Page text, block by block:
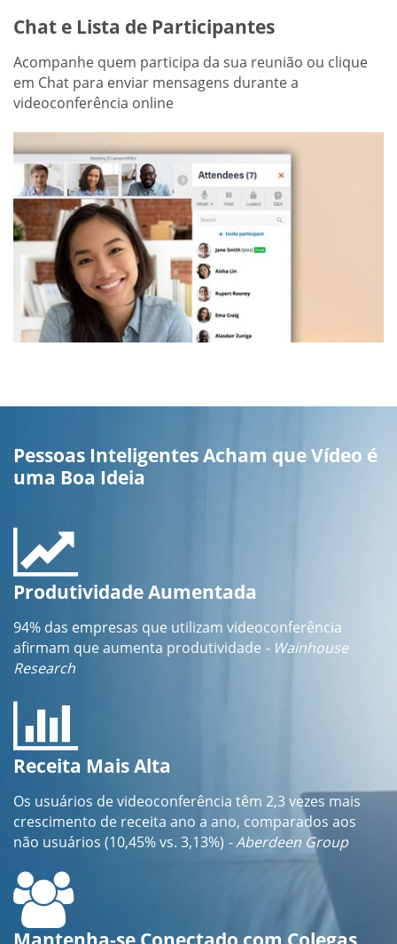
Chat e Lista de Participantes
Acompanhe quem participa da sua reunião ou clique
em Chat para enviar mensagens durante a
videoconferência online
Pessoas Inteligentes Acham que Vídeo é
uma Boa Ideia
Produtividade Aumentada
94% das empresas que utilizam videoconferência
afirmam que aumenta produtividade - Wainhouse
Research
Receita Mais Alta
Os usuários de videoconferência têm 2,3 vezes mais
crescimento de receita ano a ano, comparados aos
não usuários (10,45% vs. 3,13%) - Aberdeen Group